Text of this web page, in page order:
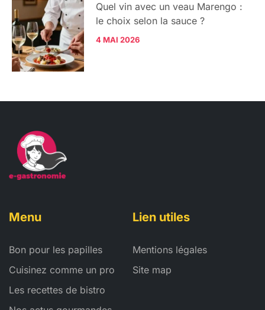
Quel vin avec un veau Marengo :
le choix selon la sauce ?
4 MAI 2026
Menu
Bon pour les papilles
Cuisinez comme un pro
Les recettes de bistro
Lien utiles
Mentions légales
Site map